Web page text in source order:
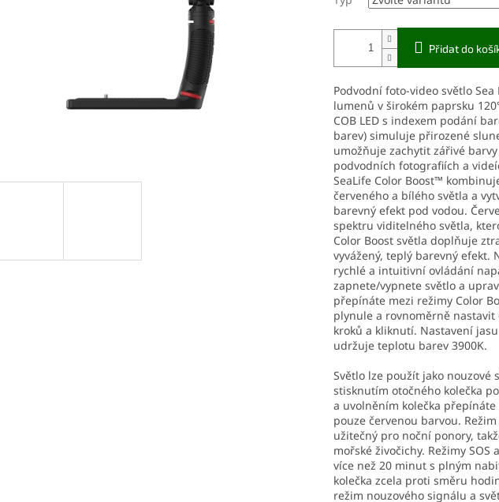
Přidat do
Podvodní foto-video světlo
lumenů v širokém paprsku
COB LED s indexem podání
barev) simuluje přirozené
umožňuje zachytit zářivé
podvodních fotografiích a
SeaLife Color Boost™
červeného a bílého světla a
barevný efekt pod vodou.
spektru viditelného světla,
Color Boost světla doplňuje
vyvážený, teplý barevný efekt.
rychlé a intuitivní ovládání
zapnete/vypnete světlo a
přepínáte mezi režimy Color
plynule a rovnoměrně
kroků a kliknutí. Nastavení
udržuje teplotu barev 3900K.
Světlo lze použít jako nouzové
stisknutím otočného kolečka
a uvolněním kolečka
pouze červenou barvou.
užitečný pro noční ponory,
mořské živočichy. Režimy
více než 20 minut s plným
kolečka zcela proti směru
režim nouzového signálu a